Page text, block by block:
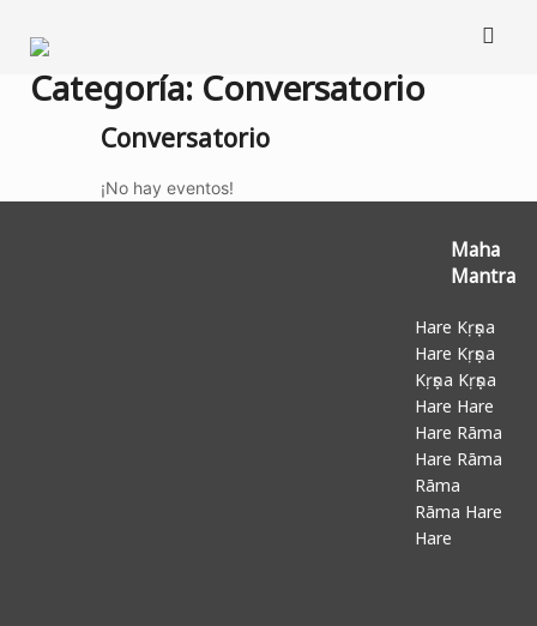
contenido
Categoría: Conversatorio
Conversatorio
¡No hay eventos!
Maha
Mantra
Hare Kṛṣṇa
Hare Kṛṣṇa
Kṛṣṇa Kṛṣṇa
Hare Hare
Hare Rāma
Hare Rāma
Rāma
Rāma Hare
Hare